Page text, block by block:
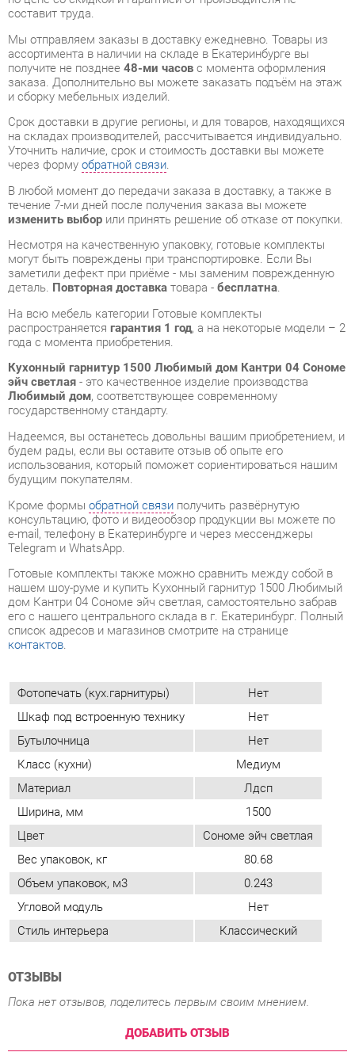
заказа. Дополнительно вы можете заказать подъём на этаж
и сборку мебельных изделий.
Срок доставки в другие регионы, и для товаров, находящихся
на складах производителей, рассчитывается индивидуально.
Уточнить наличие, срок и стоимость доставки вы можете
через формуобратной связи.
течение 7-ми дней после получения заказа вы можете
изменить выборили принять решение об отказе от покупки.
Несмотря на качественную упаковку, готовые комплекты
заметили дефект при приёме - мы заменим поврежденную
деталь.Повторная доставкатовара -бесплатна.
На всю мебель категории Готовые комплекты
распространяетсягарантия 1 год, а на некоторые модели – 2
года с момента приобретения.
Кухонный гарнитур 1500 Любимый дом Кантри 04 Сономе
эйч светлая- это качественное изделие производства
Любимый дом, соответствующее современному
государственному стандарту.
Надеемся, вы останетесь довольны вашим приобретением, и
будем рады, если вы оставите отзыв об опыте его
использования, который поможет сориентироваться нашим
будущим покупателям.
Кроме формыобратной связиполучить развёрнутую
e-mail, телефону в Екатеринбурге и через мессенджеры
Telegram и WhatsApp.
Готовые комплекты также можно сравнить между собой в
дом Кантри 04 Сономе эйч светлая, самостоятельно забрав
его с нашего центрального склада в г. Екатеринбург. Полный
список адресов и магазинов смотрите на странице
контактов.
Фотопечать (кух.гарнитуры)
Нет
Шкаф под встроенную технику
Нет
Бутылочница
Нет
Материал
Лдсп
Ширина, мм
1500
Цвет
Сономе эйч светлая
Вес упаковок, кг
80.68
Объем упаковок, м3
0.243
Угловой модуль
Нет
Стиль интерьера
Классический
ОТЗЫВЫ
Пока нет отзывов, поделитесь первым своим мнением.
ДОБАВИТЬ ОТЗЫВ